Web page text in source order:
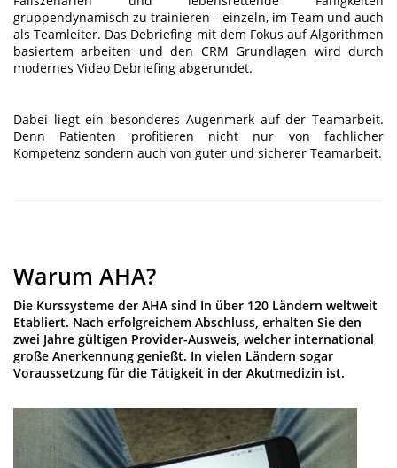
gruppendynamisch zu trainieren - einzeln, im Team und auch
als Teamleiter. Das Debriefing mit dem Fokus auf Algorithmen
basiertem arbeiten und den CRM Grundlagen wird durch
modernes Video Debriefing abgerundet.
Dabei liegt ein besonderes Augenmerk auf der Teamarbeit.
Denn Patienten profitieren nicht nur von fachlicher
Kompetenz sondern auch von guter und sicherer Teamarbeit.
Warum AHA?
Die Kurssysteme der AHA sind In über 120 Ländern weltweit
Etabliert. Nach erfolgreichem Abschluss, erhalten Sie den
zwei Jahre gültigen Provider-Ausweis, welcher international
große Anerkennung genießt. In vielen Ländern sogar
Voraussetzung für die Tätigkeit in der Akutmedizin ist.